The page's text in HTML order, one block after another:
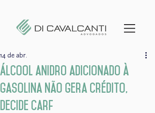
Álcool anidro adicionado à
gasolina não gera crédito,
decide Carf
14 de abr.